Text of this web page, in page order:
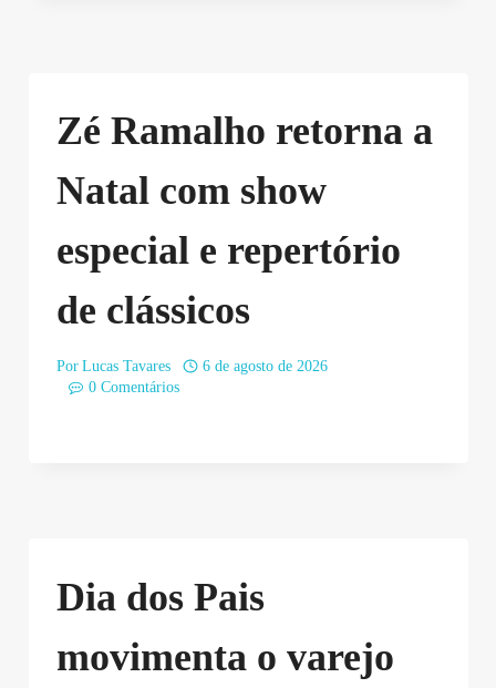
Zé Ramalho retorna a
Natal com show
especial e repertório
de clássicos
Por Lucas Tavares
6 de agosto de 2026
0 Comentários
Dia dos Pais
movimenta o varejo